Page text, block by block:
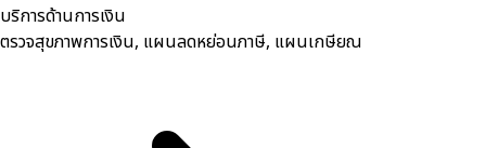
บริการด้านการเงิน
ตรวจสุขภาพการเงิน, ​แผนลดหย่อนภาษี, แผนเกษียณ